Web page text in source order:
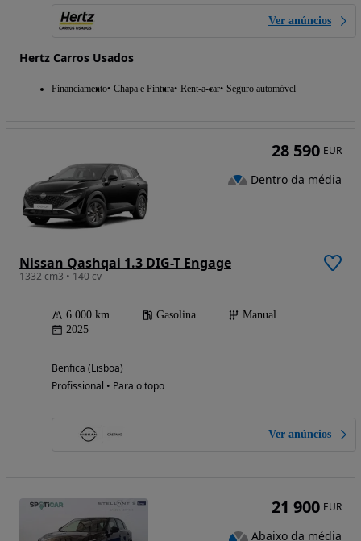
Ver anúncios
Hertz Carros Usados
Financiamento Chapa e Pintura Rent-a-car Seguro automóvel
Nissan Qashqai 1.3 DIG-T Engage
1332 cm3 • 140 cv
6 000 km Gasolina
Manual
2025
Benfica (Lisboa)
Profissional • Para o topo
Ver anúncios
28 590 EUR
Dentro da média
21 900 EUR
Abaixo da média